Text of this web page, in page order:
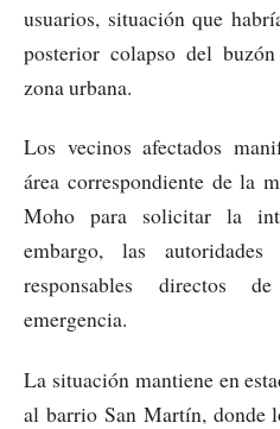
usuarios, situación que
posterior colapso del
zona urbana.
Los vecinos afectados
área correspondiente de la
Moho para solicitar la
embargo, las
responsables directos
emergencia.
La situación mantiene en
al barrio San Martín, donde